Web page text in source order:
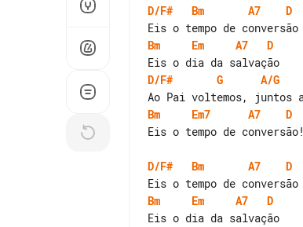
D/F# Bm A7
D
Bm
Em A7
D
D/F#
G A/G
Bm
Em7 A7
D
Eis o tempo de conversão!
D/F# Bm A7
D
Bm
Em A7
D